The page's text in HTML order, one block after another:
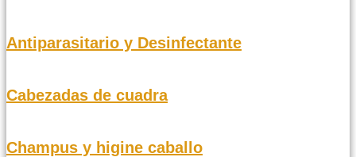
Antiparasitario y Desinfectante
Cabezadas de cuadra
Champus y higine caballo